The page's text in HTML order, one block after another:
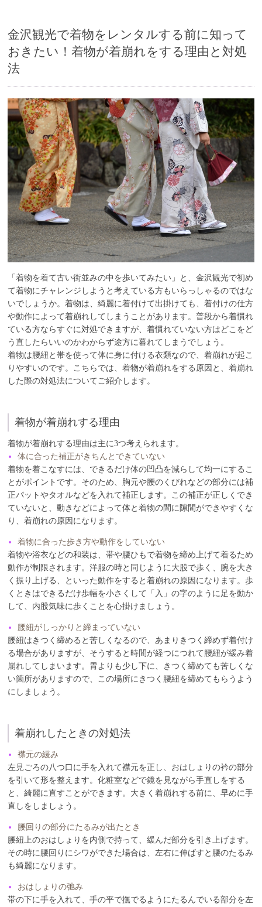
金沢観光で着物をレンタルする前に知って
おきたい！着物が着崩れをする理由と対処
法
「着物を着て古い街並みの中を歩いてみたい」と、金沢観光で初め
て着物にチャレンジしようと考えている方もいらっしゃるのではな
いでしょうか。着物は、綺麗に着付けて出掛けても、着付けの仕方
や動作によって着崩れしてしまうことがあります。普段から着慣れ
ている方ならすぐに対処できますが、着慣れていない方はどこをど
う直したらいいのかわからず途方に暮れてしまうでしょう。
着物は腰紐と帯を使って体に身に付ける衣類なので、着崩れが起こ
りやすいのです。こちらでは、着物が着崩れをする原因と、着崩れ
した際の対処法についてご紹介します。
着物が着崩れする理由
着物が着崩れする理由は主に3つ考えられます。
体に合った補正がきちんとできていない
着物を着こなすには、できるだけ体の凹凸を減らして均一にするこ
とがポイントです。そのため、胸元や腰のくびれなどの部分には補
正パットやタオルなどを入れて補正します。この補正が正しくでき
ていないと、動きなどによって体と着物の間に隙間ができやすくな
り、着崩れの原因になります。
着物に合った歩き方や動作をしていない
着物や浴衣などの和装は、帯や腰ひもで着物を締め上げて着るため
動作が制限されます。洋服の時と同じように大股で歩く、腕を大き
く振り上げる、といった動作をすると着崩れの原因になります。歩
くときはできるだけ歩幅を小さくして「入」の字のように足を動か
して、内股気味に歩くことを心掛けましょう。
腰紐がしっかりと締まっていない
腰紐はきつく締めると苦しくなるので、あまりきつく締めず着付け
る場合がありますが、そうすると時間が経つにつれて腰紐が緩み着
崩れしてしまいます。胃よりも少し下に、きつく締めても苦しくな
い箇所がありますので、この場所にきつく腰紐を締めてもらうよう
にしましょう。
着崩れしたときの対処法
襟元の緩み
左見ごろの八つ口に手を入れて襟元を正し、おはしょりの衿の部分
を引いて形を整えます。化粧室などで鏡を見ながら手直しをする
と、綺麗に直すことができます。大きく着崩れする前に、早めに手
直しをしましょう。
腰回りの部分にたるみが出たとき
腰紐上のおはしょりを内側で持って、緩んだ部分を引き上げます。
その時に腰回りにシワができた場合は、左右に伸ばすと腰のたるみ
も綺麗になります。
おはしょりの弛み
帯の下に手を入れて、手の平で撫でるようにたるんでいる部分を左